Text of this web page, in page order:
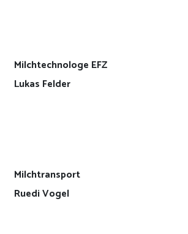
Milchtechnologe EFZ
Lukas Felder
Milchtransport
Ruedi Vogel